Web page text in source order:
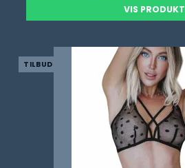
VIS PRODUKT
TILBUD